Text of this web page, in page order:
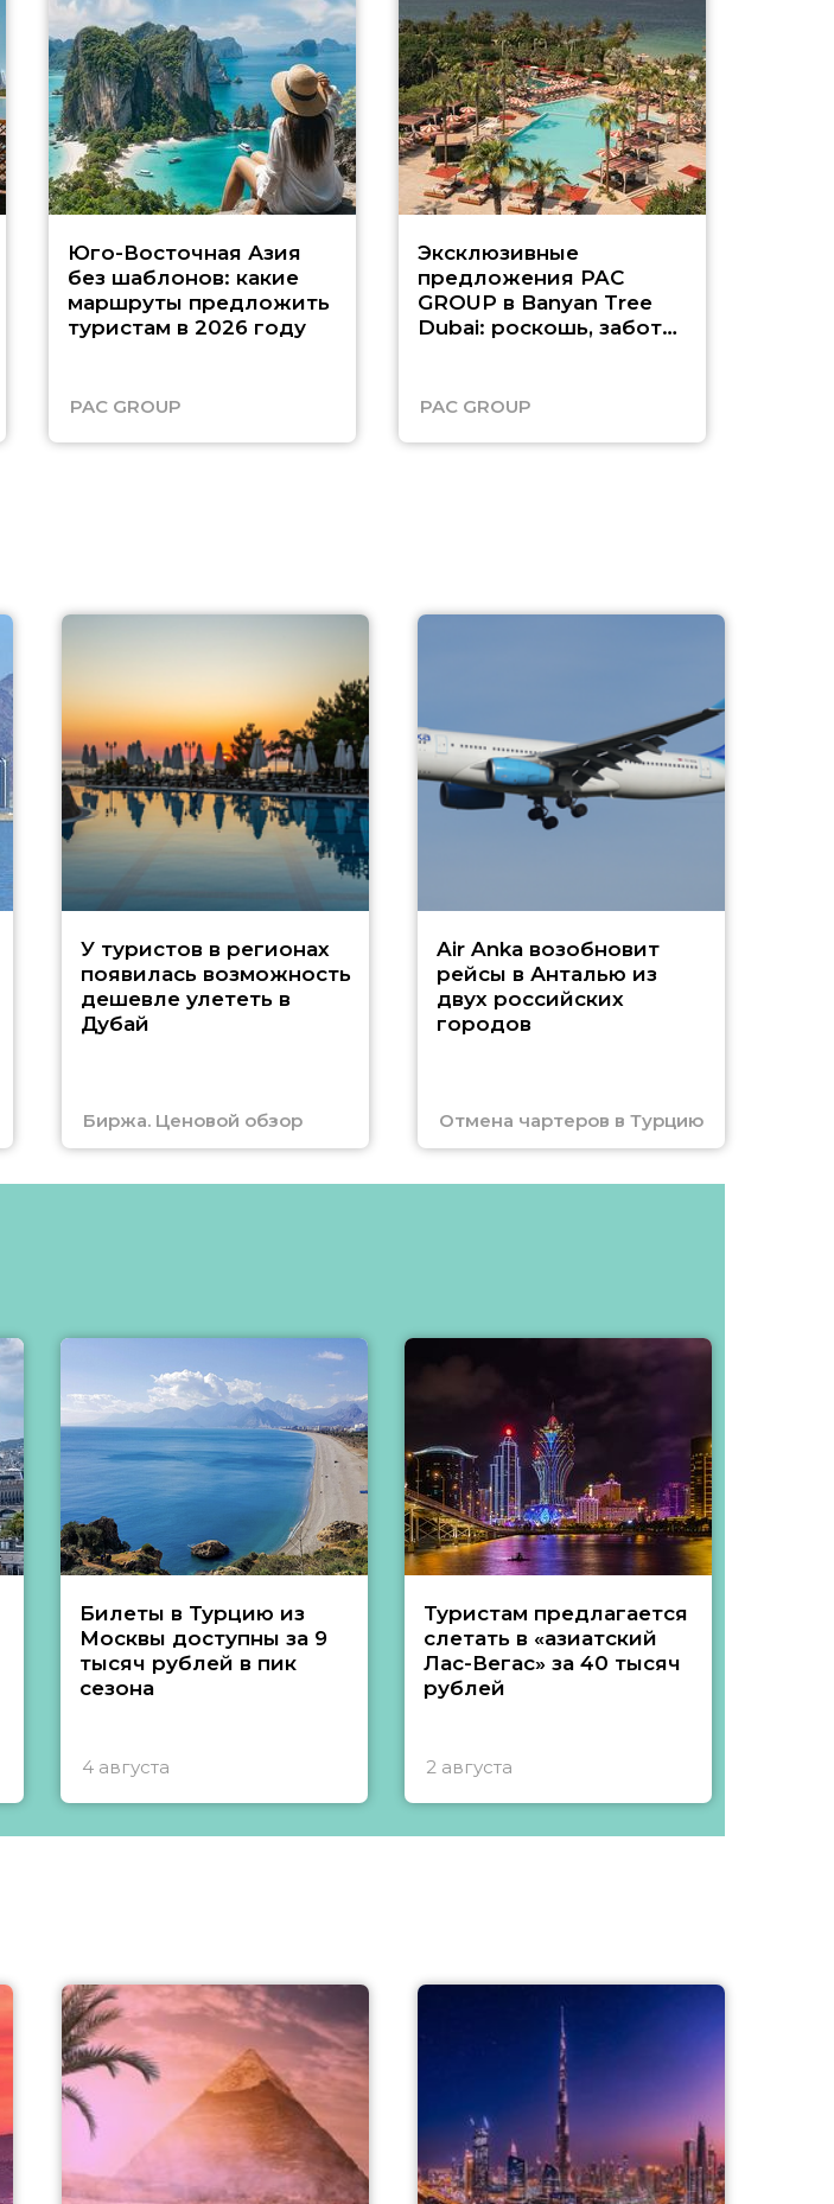
Юго-Восточная Азия
без шаблонов: какие
маршруты предложить
туристам в 2026 году
PAC GROUP
Эксклюзивные
предложения PAC
GROUP в Banyan Tree
Dubai: роскошь, забота
PAC GROUP
У туристов в регионах
появилась возможность
дешевле улететь в
Дубай
Биржа. Ценовой обзор
Air Anka возобновит
рейсы в Анталью из
двух российских
городов
Отмена чартеров в Турцию
Билеты в Турцию из
Москвы доступны за 9
тысяч рублей в пик
сезона
4 августа
Туристам предлагается
слетать в «азиатский
Лас-Вегас» за 40 тысяч
рублей
2 августа